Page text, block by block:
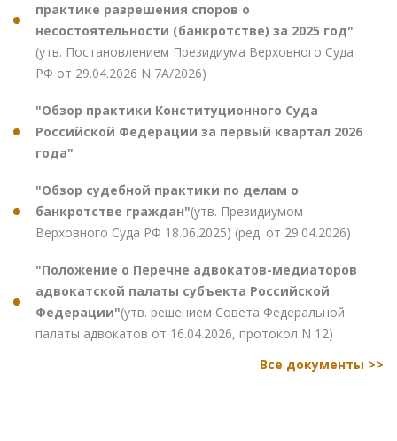
практике разрешения споров о
несостоятельности (банкротстве) за 2025 год"
(утв. Постановлением Президиума Верховного Суда
РФ от 29.04.2026 N 7А/2026)
"Обзор практики Конституционного Суда
Российской Федерации за первый квартал 2026
года"
"Обзор судебной практики по делам о
банкротстве граждан"(утв. Президиумом
Верховного Суда РФ 18.06.2025) (ред. от 29.04.2026)
"Положение о Перечне адвокатов-медиаторов
адвокатской палаты субъекта Российской
Федерации"(утв. решением Совета Федеральной
палаты адвокатов от 16.04.2026, протокол N 12)
Все документы >>